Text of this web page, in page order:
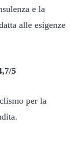
e la
alle esigenze
5
per la